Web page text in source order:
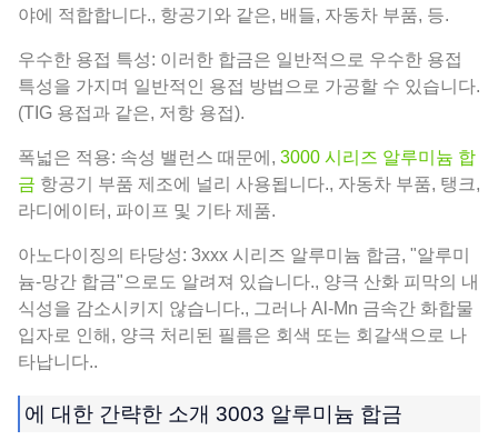
야에 적합합니다., 항공기와 같은, 배들, 자동차 부품, 등.
우수한 용접 특성: 이러한 합금은 일반적으로 우수한 용접
특성을 가지며 일반적인 용접 방법으로 가공할 수 있습니다.
(TIG 용접과 같은, 저항 용접).
폭넓은 적용: 속성 밸런스 때문에, 3000 시리즈 알루미늄 합
금 항공기 부품 제조에 널리 사용됩니다., 자동차 부품, 탱크,
라디에이터, 파이프 및 기타 제품.
아노다이징의 타당성: 3xxx 시리즈 알루미늄 합금, "알루미
늄-망간 합금"으로도 알려져 있습니다., 양극 산화 피막의 내
식성을 감소시키지 않습니다., 그러나 Al-Mn 금속간 화합물
입자로 인해, 양극 처리된 필름은 회색 또는 회갈색으로 나
타납니다..
에 대한 간략한 소개 3003 알루미늄 합금